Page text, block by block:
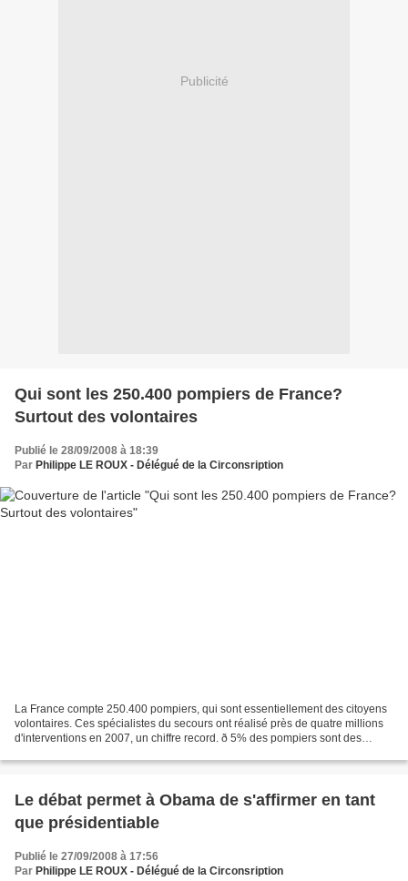
Publicité
Qui sont les 250.400 pompiers de France?
Surtout des volontaires
Publié le 28/09/2008 à 18:39
Par Philippe LE ROUX - Délégué de la Circonsription
La France compte 250.400 pompiers, qui sont essentiellement des citoyens
volontaires. Ces spécialistes du secours ont réalisé près de quatre millions
d'interventions en 2007, un chiffre record. ð 5% des pompiers sont des
Le débat permet à Obama de s'affirmer en tant
que présidentiable
Publié le 27/09/2008 à 17:56
Par Philippe LE ROUX - Délégué de la Circonsription